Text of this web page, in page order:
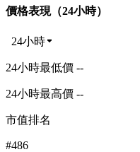
價格表現（24小時）
24小時
24小時最低價 --
24小時最高價 --
市值排名
#486